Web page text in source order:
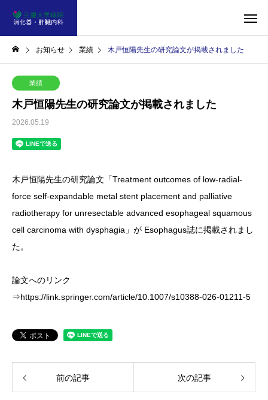
お知らせ 業績 木戸恒陽先生の研究論文が掲載されました
業績
木戸恒陽先生の研究論文が掲載されました
2026.05.19
木戸恒陽先生の研究論文「Treatment outcomes of low-radial-
force self-expandable metal stent placement and palliative
radiotherapy for unresectable advanced esophageal squamous
cell carcinoma with dysphagia」が Esophagus誌に掲載されまし
た。
論文へのリンク
⇒https://link.springer.com/article/10.1007/s10388-026-01211-5
前の記事 次の記事